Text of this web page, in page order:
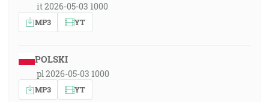
it 2026-05-03 1000
MP3 YT
POLSKI
pl 2026-05-03 1000
MP3 YT